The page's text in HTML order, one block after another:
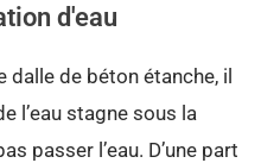
d'eau
dalle de béton étanche, il
l’eau stagne sous la
passer l’eau. D’une part